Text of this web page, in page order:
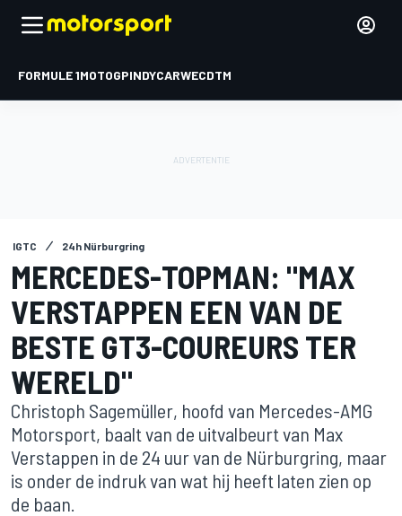
FORMULE 1MOTOGPINDYCARWECDTM
IGTC 24h Nürburgring
MERCEDES-TOPMAN: "MAX
VERSTAPPEN EEN VAN DE
BESTE GT3-COUREURS TER
WERELD"
Christoph Sagemüller, hoofd van Mercedes-AMG
Motorsport, baalt van de uitvalbeurt van Max
Verstappen in de 24 uur van de Nürburgring, maar
is onder de indruk van wat hij heeft laten zien op
de baan.